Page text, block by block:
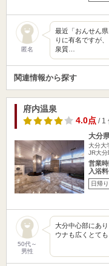
匿名
最近「おんせん
りに有名ですが
泉質…
関連情報から探す
府内温泉
4.0点/ 1
大分
大分大
JR大
営業
入浴
日帰り
50代～
男性
大分中心部にあ
ウナも広くとて